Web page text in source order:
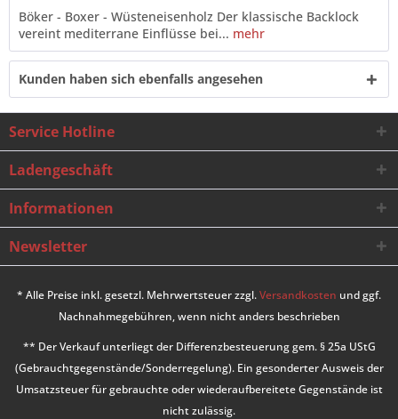
Böker - Boxer - Wüsteneisenholz Der klassische Backlock
vereint mediterrane Einflüsse bei... mehr
Kunden haben sich ebenfalls angesehen
Service Hotline
Ladengeschäft
Informationen
Newsletter
* Alle Preise inkl. gesetzl. Mehrwertsteuer zzgl.Versandkosten und ggf.
Nachnahmegebühren, wenn nicht anders beschrieben
** Der Verkauf unterliegt der Differenzbesteuerung gem. § 25a UStG
(Gebrauchtgegenstände/Sonderregelung). Ein gesonderter Ausweis der
Umsatzsteuer für gebrauchte oder wiederaufbereitete Gegenstände ist
nicht zulässig.